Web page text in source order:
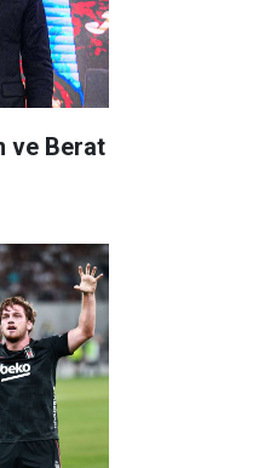
ve Berat